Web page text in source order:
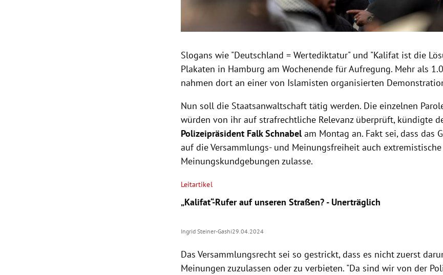
Slogans wie "Deutschland = Wertediktatur" und "Kalifat ist die
Plakaten in Hamburg am Wochenende für Aufregung. Mehr als
nahmen dort an einer von Islamisten organisierten
Nun soll die Staatsanwaltschaft tätig werden. Die einzelnen
würden von ihr auf strafrechtliche Relevanz überprüft, kündigte
Polizeipräsident Falk Schnabelam Montag an. Fakt sei, dass das
auf die Versammlungs- und Meinungsfreiheit auch extremistische
Meinungskundgebungen zulasse.
Leitartikel
„Kalifat“-Rufer auf unseren Straßen? - Unerträglich
Ingrid Steiner-Gashi29.04.2024
Das Versammlungsrecht sei so gestrickt, dass es nicht zuerst
Meinungen zuzulassen oder zu verbieten. "Da sind wir von der